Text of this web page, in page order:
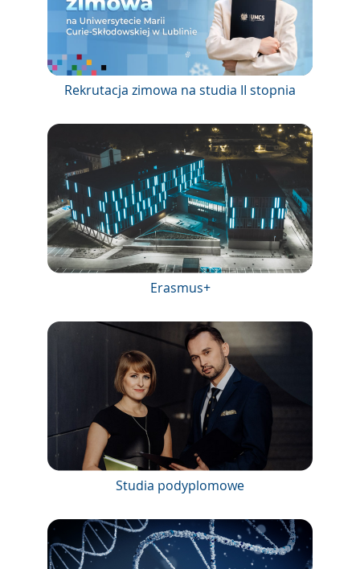
Rekrutacja zimowa na studia II stopnia
Erasmus+
Studia podyplomowe